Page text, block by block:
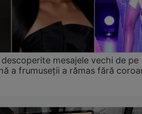
mesajele vechi de pe
a frumuseții a rămas fără